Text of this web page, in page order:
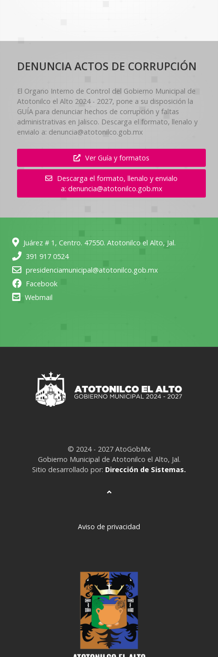
DENUNCIA ACTOS DE CORRUPCIÓN
El Organo Interno de Control del Gobierno Municipal de
Atotonilco el Alto 2024 - 2027, pone a su disposición la
GUÍA para denunciar hechos de corrupción y faltas
administrativas en Jalisco. Descarga el formato, llenalo y
envialo a: denuncia@atotonilco.gob.mx
Ver Guía y formatos
Descarga el formato, llenalo y envialo
a: denuncia@atotonilco.gob.mx
Juárez # 1, Centro. 47550. Atotonilco el Alto, Jal.
391 917 0524
presidenciamunicipal@atotonilco.gob.mx
Facebook
Webmail
© 2024 - 2027 AtoGobMx
Gobierno Municipal de Atotonilco el Alto, Jal.
Sitio desarrollado por: Dirección de Sistemas.
Aviso de privacidad